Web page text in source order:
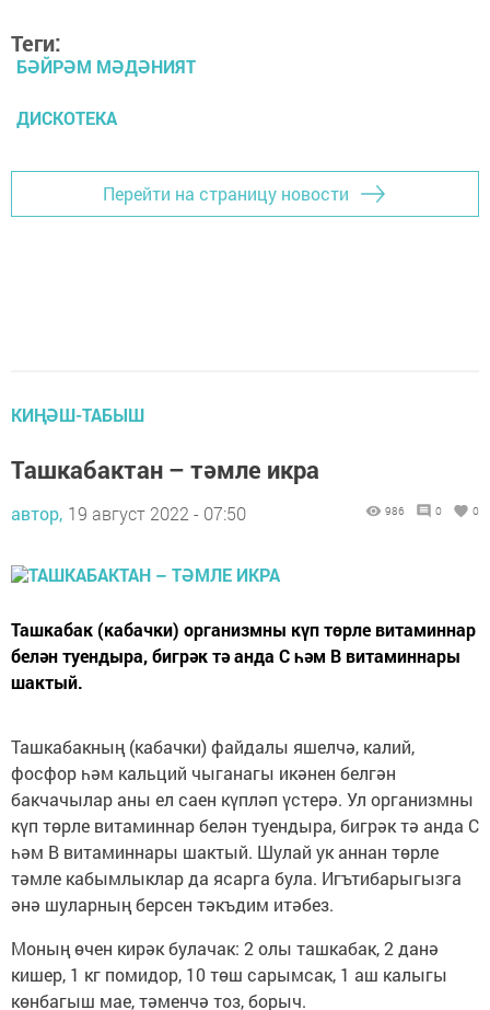
Теги:
БӘЙРӘМ МӘДӘНИЯТ
ДИСКОТЕКА
Перейти на страницу новости
КИҢӘШ-ТАБЫШ
Ташкабактан – тәмле икра
автор, 19 август 2022 - 07:50 986 0 0
Ташкабак (кабачки) организмны күп төрле витаминнар
белән туендыра, бигрәк тә анда С һәм В витаминнары
шактый.
Ташкабакның (кабачки) файдалы яшелчә, калий,
фосфор һәм кальций чыганагы икәнен белгән
бакчачылар аны ел саен күпләп үстерә. Ул организмны
күп төрле витаминнар белән туендыра, бигрәк тә анда С
һәм В витаминнары шактый. Шулай ук аннан төрле
тәмле кабымлыклар да ясарга була. Игътибарыгызга
әнә шуларның берсен тәкъдим итәбез.
Моның өчен кирәк булачак: 2 олы ташкабак, 2 данә
кишер, 1 кг помидор, 10 төш сарымсак, 1 аш калыгы
көнбагыш мае, тәменчә тоз, борыч.